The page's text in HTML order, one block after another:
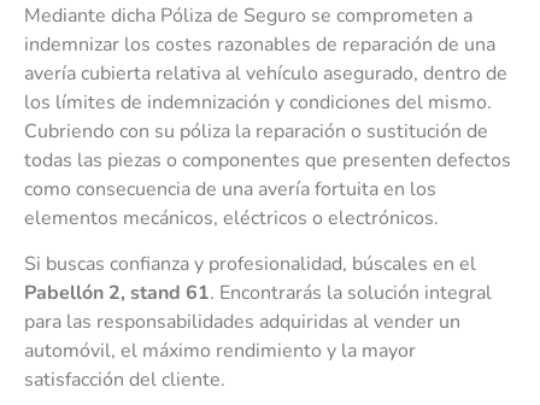
Mediante dicha Póliza de Seguro se comprometen a
indemnizar los costes razonables de reparación de una
avería cubierta relativa al vehículo asegurado, dentro de
los límites de indemnización y condiciones del mismo.
Cubriendo con su póliza la reparación o sustitución de
todas las piezas o componentes que presenten defectos
como consecuencia de una avería fortuita en los
elementos mecánicos, eléctricos o electrónicos.
Si buscas confianza y profesionalidad, búscales en el
Pabellón 2, stand 61. Encontrarás la solución integral
para las responsabilidades adquiridas al vender un
automóvil, el máximo rendimiento y la mayor
satisfacción del cliente.